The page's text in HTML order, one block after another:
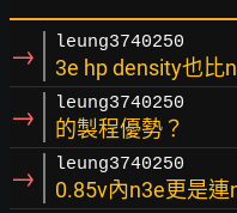
→ leung3740250
3e hp density也比
→ leung3740250
的製程優勢？
→ leung3740250
0.85v內n3e更是連